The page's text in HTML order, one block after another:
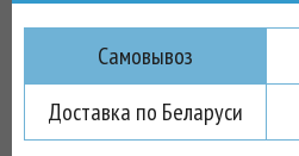
Самовывоз
Доставка по Беларуси